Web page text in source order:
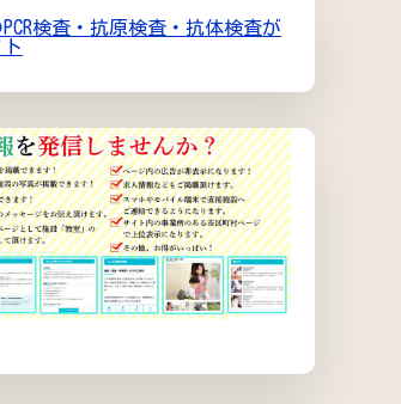
検査・抗原検査・抗体検査が